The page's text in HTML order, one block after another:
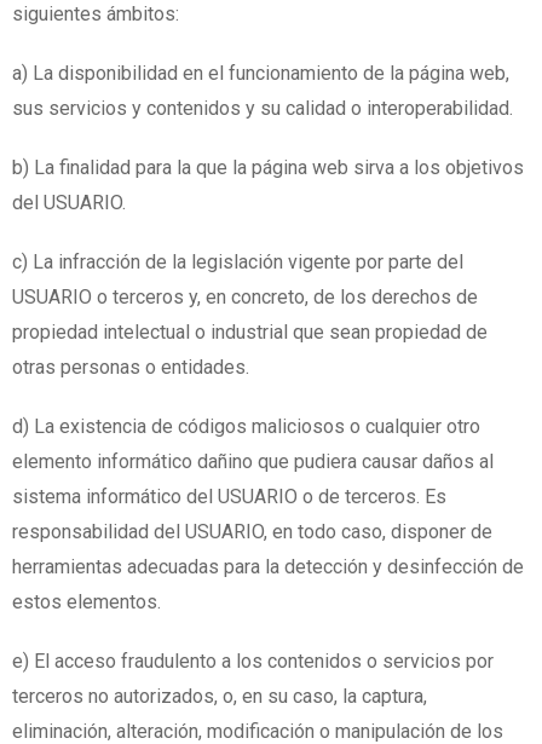
siguientes ámbitos:
a) La disponibilidad en el funcionamiento de la página web,
sus servicios y contenidos y su calidad o interoperabilidad.
b) La finalidad para la que la página web sirva a los objetivos
del USUARIO.
c) La infracción de la legislación vigente por parte del
USUARIO o terceros y, en concreto, de los derechos de
propiedad intelectual o industrial que sean propiedad de
otras personas o entidades.
d) La existencia de códigos maliciosos o cualquier otro
elemento informático dañino que pudiera causar daños al
sistema informático del USUARIO o de terceros. Es
responsabilidad del USUARIO, en todo caso, disponer de
herramientas adecuadas para la detección y desinfección de
estos elementos.
e) El acceso fraudulento a los contenidos o servicios por
terceros no autorizados, o, en su caso, la captura,
eliminación, alteración, modificación o manipulación de los